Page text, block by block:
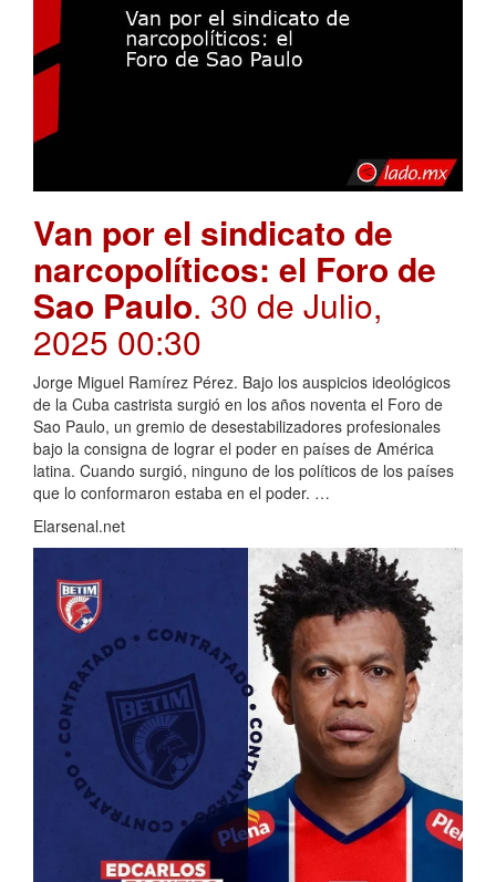
Van por el sindicato de
narcopolíticos: el Foro de
Sao Paulo. 30 de Julio,
2025 00:30
Jorge Miguel Ramírez Pérez. Bajo los auspicios ideológicos
de la Cuba castrista surgió en los años noventa el Foro de
Sao Paulo, un gremio de desestabilizadores profesionales
bajo la consigna de lograr el poder en países de América
latina. Cuando surgió, ninguno de los políticos de los países
que lo conformaron estaba en el poder. …
Elarsenal.net